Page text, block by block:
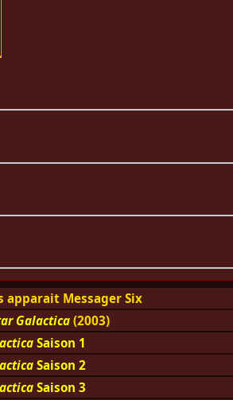
apparait Messager Six
Galactica (2003)
Saison 1
Saison 2
Saison 3